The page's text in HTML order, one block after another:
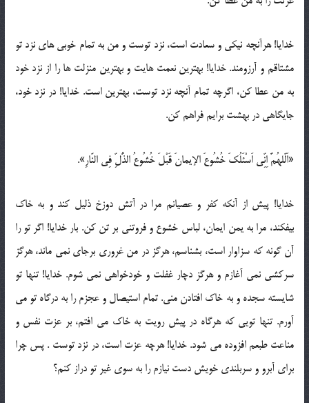
خدایا! هرآنچه نیکی و سعادت است، نزد توست و من به تمام خوبی های نزد تو
مشتاقم و آرزومند. خدایا! بهترین نعمت هایت و بهترین منزلت ها را از نزد خود
به من عطا کن، اگرچه تمام آنچه نزد توست، بهترین است. خدایا! در نزد خود،
جایگاهی در بهشت برایم فراهم کن.
«اَلّلهُمَّ اِنِّی اَسْئَلُکَ خُشُوعَ الإیمانَ قَبْلَ خُشُوعُ الذُّلِّ فِی النّارِ».
خدایا! پیش از آنکه کفر و عصیانم مرا در آتش دوزخ ذلیل کند و به خاک
بیفکند، مرا به یمن ایمان، لباس خشوع و فروتنی بر تن کن. بار خدایا! اگر تو را
آن گونه که سزاوار است، بشناسم، هرگز در من غروری برجای نمی ماند، هرگز
سرکشی نمی آغازم و هرگز دچار غفلت و خودخواهی نمی شوم. خدایا! تنها تو
شایسته سجده و به خاک افتادن منی. تمام استیصال و عجزم را به درگاه تو می
آورم. تنها تویی که هرگاه در پیش رویت به خاک می افتم، بر عزت نفس و
مناعت طبعم افزوده می شود. خدایا! هرچه عزت است، در نزد توست . پس چرا
برای آبرو و سربلندی خویش دست نیازم را به سوی غیر تو دراز کنم؟